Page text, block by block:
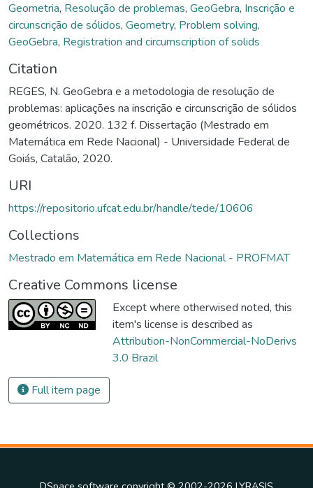
Geometria, Resolução de problemas, GeoGebra, Inscrição e
circunscrição de sólidos, Geometry, Problem solving,
GeoGebra, Registration and circumscription of solids
Citation
REGES, N. GeoGebra e a metodologia de resolução de
problemas: aplicações na inscrição e circunscrição de sólidos
geométricos. 2020. 132 f. Dissertação (Mestrado em
Matemática em Rede Nacional) - Universidade Federal de
Goiás, Catalão, 2020.
URI
https://repositorio.ufcat.edu.br/handle/tede/10606
Collections
Mestrado em Matemática em Rede Nacional - PROFMAT
Creative Commons license
Except where otherwised noted, this
item's license is described as
Attribution-NonCommercial-NoDerivs
3.0 Brazil
Full item page